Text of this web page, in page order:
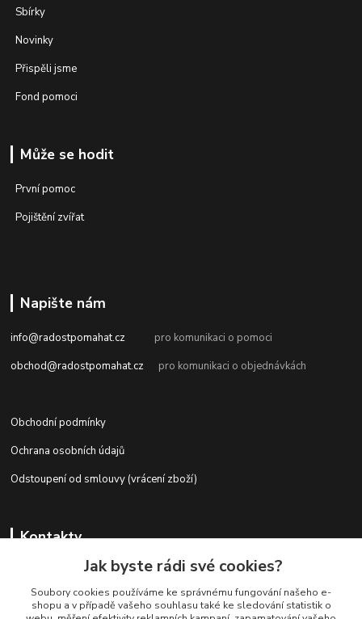
Sbírky
Novinky
Přispěli jsme
Fond pomoci
Může se hodit
První pomoc
Pojištění zvířat
Napište nám
info@radostpomahat.cz pro komunikaci o pomoci
obchod@radostpomahat.cz pro komunikaci o objednávkách
Obchodní podmínky
Ochrana osobních údajů
Odstoupení od smlouvy (vrácení zboží)
Kontakty
+420 728 727 761
Jak byste rádi své cookies?
Soubory cookies používáme ke správnému fungování našeho e-
shopu a v případě vašeho souhlasu také ke sledování statistik o